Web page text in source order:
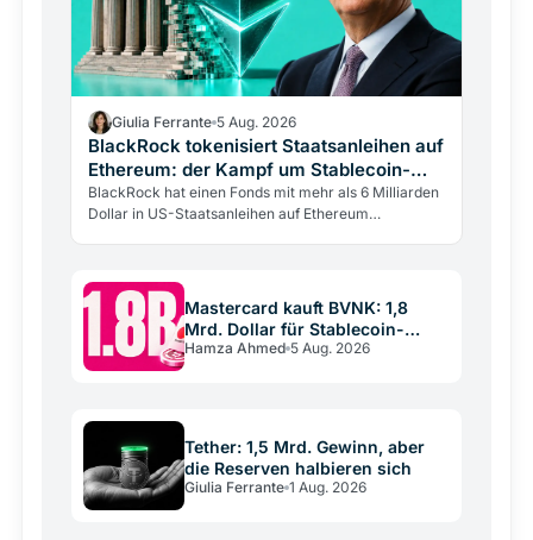
Giulia Ferrante 5 Aug. 2026
BlackRock tokenisiert Staatsanleihen auf
Ethereum: der Kampf um Stablecoin-
Reserven
BlackRock hat einen Fonds mit mehr als 6 Milliarden
Dollar in US-Staatsanleihen auf Ethereum
Mastercard kauft BVNK: 1,8
Mrd. Dollar für Stablecoin-
Infrastruktur
Hamza Ahmed 5 Aug. 2026
Tether: 1,5 Mrd. Gewinn, aber
die Reserven halbieren sich
Giulia Ferrante 1 Aug. 2026